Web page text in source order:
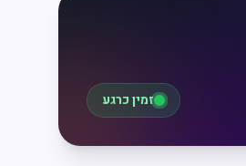
זמין כרגע